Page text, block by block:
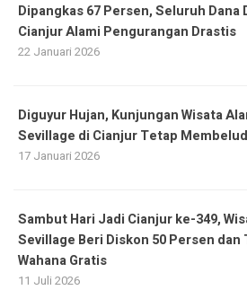
Dipangkas 67 Persen, Seluruh Dana
Cianjur Alami Pengurangan Drastis
22 Januari 2026
Diguyur Hujan, Kunjungan Wisata
Sevillage di Cianjur Tetap
17 Januari 2026
Sambut Hari Jadi Cianjur ke-349,
Sevillage Beri Diskon 50 Persen dan
Wahana Gratis
11 Juli 2026